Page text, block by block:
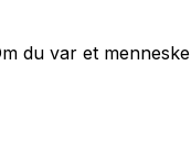
du var et menneske